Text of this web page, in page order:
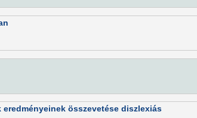
összevetése diszlexiás